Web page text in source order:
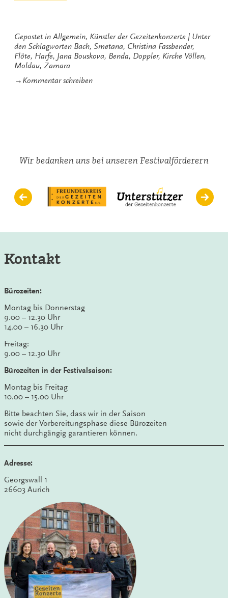
Gepostet in Allgemein, Künstler der Gezeitenkonzerte
Unter
den Schlagworten Bach, Smetana, Christina Fassbender,
Flöte, Harfe, Jana Bouskova, Benda, Doppler, Kirche Völlen,
Moldau, Zamara
→ Kommentar schreibenzu
Wir bedanken uns bei unseren Festivalförderern
Kontakt
Bürozeiten:
Montag bis Donnerstag
9.00 – 12.30 Uhr
14.00 – 16.30 Uhr
Freitag:
9.00 – 12.30 Uhr
Bürozeiten in der Festivalsaison:
Montag bis Freitag
10.00 – 15.00 Uhr
Bitte beachten Sie, dass wir in der Saison
sowie der Vorbereitungsphase diese Bürozeiten
nicht durchgängig garantieren können.
Adresse:
Georgswall 1
26603 Aurich